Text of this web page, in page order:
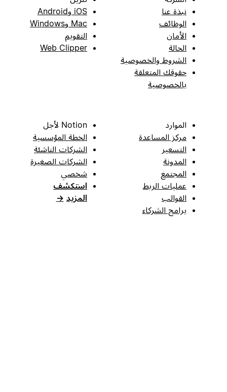
نبذة عنا
الوظائف
الأمان
الحالة
الشروط والخصوصية
حقوقك المتعلقة
بالخصوصية
iOS وAndroid
Mac وWindows
التقويم
Web Clipper
الموارد
مركز المساعدة
التسعير
المدونة
المجتمع
عمليات الربط
القوالب
برامج الشركاء
Notion لأجل
الخطة المؤسسية
الشركات الناشئة
الشركات الصغيرة
شخصي
استكشف
المزيد →